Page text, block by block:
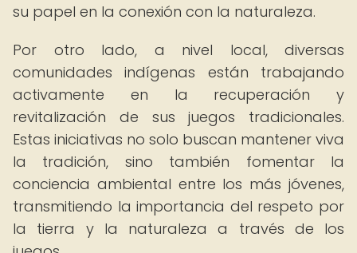
su papel en la conexión con la naturaleza.
Por otro lado, a nivel local, diversas
comunidades indígenas están trabajando
activamente en la recuperación y
revitalización de sus juegos tradicionales.
Estas iniciativas no solo buscan mantener viva
la tradición, sino también fomentar la
conciencia ambiental entre los más jóvenes,
transmitiendo la importancia del respeto por
la tierra y la naturaleza a través de los